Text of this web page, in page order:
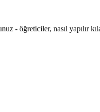
- öğreticiler, nasıl yapılır